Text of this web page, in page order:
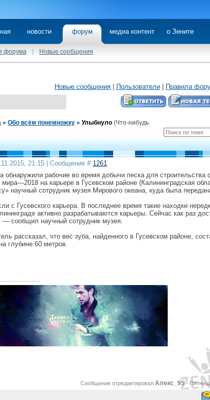
новости форум медиа контент о Зените
форума Новые сообщения
Новые сообщения Пользователи Правила
» Обо всём понемножку » Улыбнуло (Что-нибудь
21:15 | Сообщение # 1261
обнаружили рабочие во время добычи песка для строительства
мира—2018 на карьере в Гусевском районе (Калининградская
научный сотрудник музея Мирового океана, куда была
с Гусевского карьера. В последнее время такие находки
активно разрабатываются карьеры. Сейчас как раз
— сообщил научный сотрудник музея.
рассказал, что вес зуба, найденного в Гусевском районе,
глубине 60 метров.
Сообщение отредактировал Алекс_95-